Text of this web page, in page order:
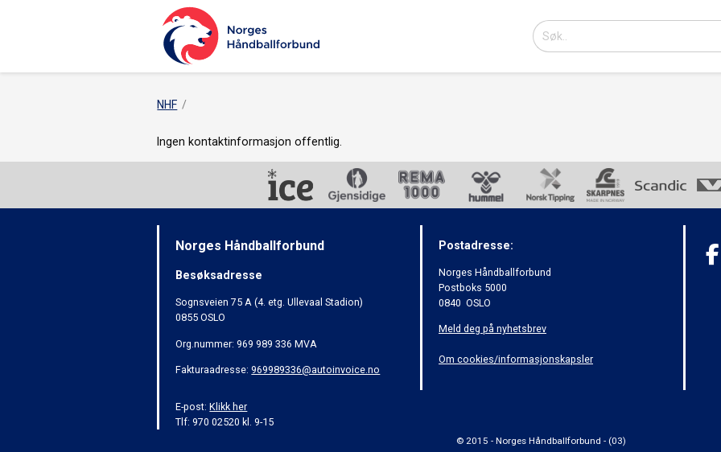
NHF
Ingen kontaktinformasjon offentlig.
Norges Håndballforbund
Besøksadresse
Sognsveien 75 A (4. etg. Ullevaal Stadion)
0855 OSLO
Org.nummer: 969 989 336 MVA
Fakturaadresse:969989336@autoinvoice.no
E-post:Klikk her
Tlf: 970 02520 kl. 9-15
Postadresse:
Norges Håndballforbund
Postboks 5000
0840 OSLO
Meld deg på nyhetsbrev
Om cookies/informasjonskapsler
© 2015 - Norges Håndballforbund - (03)